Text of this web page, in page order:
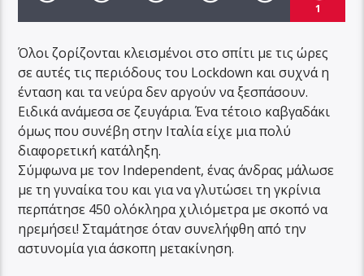
1
Όλοι ζορίζονται κλεισμένοι στο σπίτι με τις ώρες
σε αυτές τις περιόδους του Lockdown και συχνά η
ένταση και τα νεύρα δεν αργούν να ξεσπάσουν.
Ειδικά ανάμεσα σε ζευγάρια. Ένα τέτοιο καβγαδάκι
όμως που συνέβη στην Ιταλία είχε μια πολύ
διαφορετική κατάληξη.
Σύμφωνα με τον Independent, ένας άνδρας μάλωσε
με τη γυναίκα του και για να γλυτώσει τη γκρίνια
περπάτησε 450 ολόκληρα χιλιόμετρα με σκοπό να
ηρεμήσει! Σταμάτησε όταν συνελήφθη από την
αστυνομία για άσκοπη μετακίνηση.